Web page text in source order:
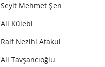
Seyit Mehmet Şen
Ali Külebi
Raif Nezihi Atakul
Ali Tavşancıoğlu